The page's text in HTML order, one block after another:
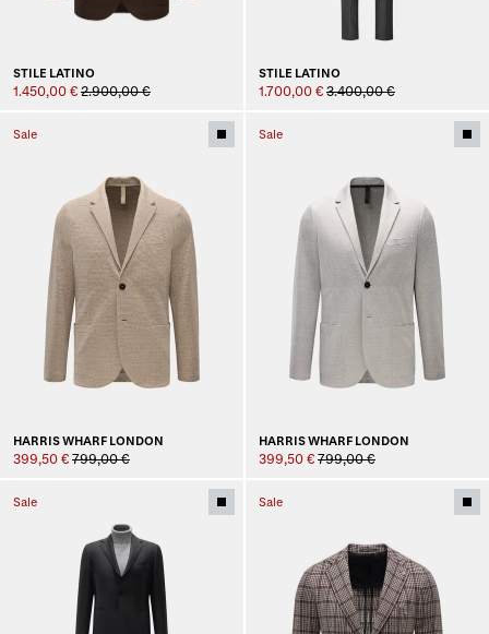
STILE LATINO
1.450,00 € 2.900,00 €
STILE LATINO
1.700,00 € 3.400,00 €
Sale
HARRIS WHARF LONDON
399,50 € 799,00 €
Sale
HARRIS WHARF LONDON
399,50 € 799,00 €
Sale Sale